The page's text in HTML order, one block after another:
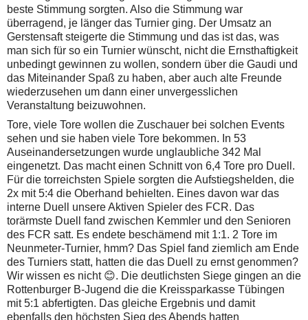
beste Stimmung sorgten. Also die Stimmung war
überragend, je länger das Turnier ging. Der Umsatz an
Gerstensaft steigerte die Stimmung und das ist das, was
man sich für so ein Turnier wünscht, nicht die Ernsthaftigkeit
unbedingt gewinnen zu wollen, sondern über die Gaudi und
das Miteinander Spaß zu haben, aber auch alte Freunde
wiederzusehen um dann einer unvergesslichen
Veranstaltung beizuwohnen.
Tore, viele Tore wollen die Zuschauer bei solchen Events
sehen und sie haben viele Tore bekommen. In 53
Auseinandersetzungen wurde unglaubliche 342 Mal
eingenetzt. Das macht einen Schnitt von 6,4 Tore pro Duell.
Für die torreichsten Spiele sorgten die Aufstiegshelden, die
2x mit 5:4 die Oberhand behielten. Eines davon war das
interne Duell unsere Aktiven Spieler des FCR. Das
torärmste Duell fand zwischen Kemmler und den Senioren
des FCR satt. Es endete beschämend mit 1:1. 2 Tore im
Neunmeter-Turnier, hmm? Das Spiel fand ziemlich am Ende
des Turniers statt, hatten die das Duell zu ernst genommen?
Wir wissen es nicht 😊. Die deutlichsten Siege gingen an die
Rottenburger B-Jugend die die Kreissparkasse Tübingen
mit 5:1 abfertigten. Das gleiche Ergebnis und damit
ebenfalls den höchsten Sieg des Abends hatten